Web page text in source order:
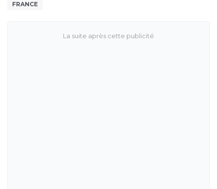
FRANCE